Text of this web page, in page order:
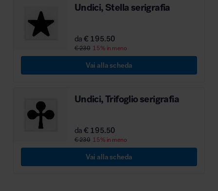
Undici, Stella serigrafia
da€ 195.50
€ 230 15% in meno
Vai alla scheda
Undici, Trifoglio serigrafia
da€ 195.50
€ 230 15% in meno
Vai alla scheda